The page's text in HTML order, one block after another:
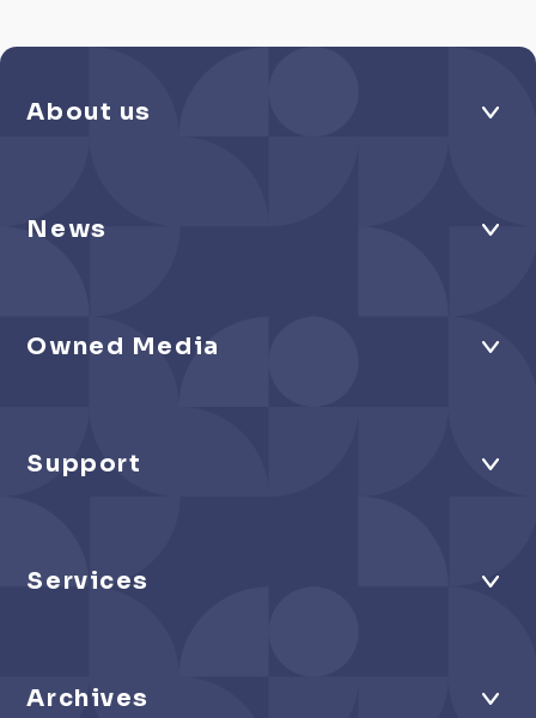
About us
News
Owned Media
Support
Services
Archives